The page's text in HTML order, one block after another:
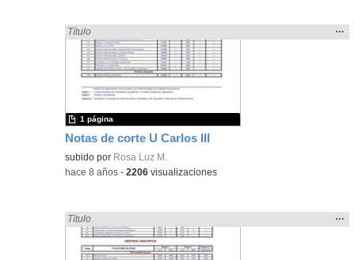
Notas de corte U Carlos III
Encontrado «cortar» en:
Título
la
…
subido por Rosa Luz M.
1 página
-hace 8 años -2206 visualizaciones
Encontrado «cortar» en:
Título
la
…